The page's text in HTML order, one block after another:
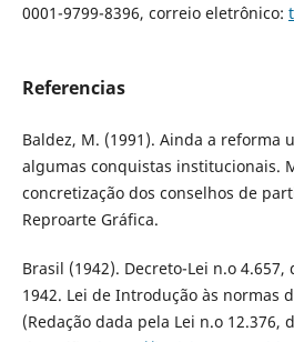
0001-9799-8396, correio eletrônico:
Referencias
Baldez, M. (1991). Ainda a reforma
algumas conquistas institucionais.
concretização dos conselhos de
Reproarte Gráfica.
Brasil (1942). Decreto-Lei n.o
1942. Lei de Introdução às normas
(Redação dada pela Lei n.o 12.376,